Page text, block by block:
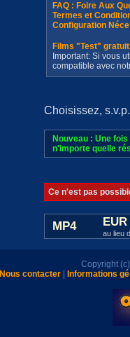
FAQ : Foire Aux
Termes et
Configuration
Films "Test"
Important: Si vous
compatible avec
Choisissez,
Nouveau : Une
n'importe quelle
Ce n'est pas
MP4
au lieu
Copyright
Nous contacter| Informations